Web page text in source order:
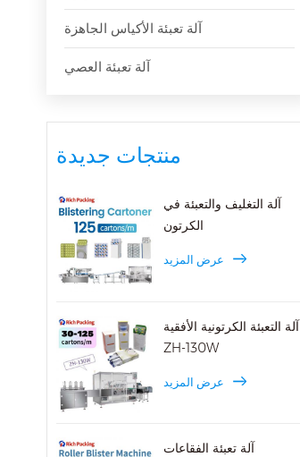
آلة تعبئة الأكياس الجاهزة
آلة تعبئة العصي
منتجات جديدة
آلة التغليف والتعبئة في
الكرتون
عرض المزيد
آلة التعبئة الكرتونية الأفقية
ZH-130W
عرض المزيد
آلة تعبئة الفقاعات